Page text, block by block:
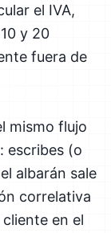
el IVA,
y 20
fuera de
mismo flujo
escribes (o
albarán sale
correlativa
en el